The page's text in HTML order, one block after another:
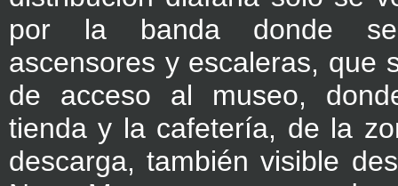
por la banda donde
ascensores y escaleras, que
de acceso al museo,
tienda y la cafetería, de la
descarga, también visible